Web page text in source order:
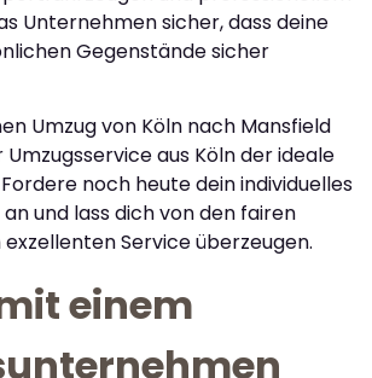
Unternehmen sicher, dass deine
Gegenstände sicher
Umzug von Köln nach Mansfield
aus Köln der ideale
noch heute dein individuelles
und lass dich von den fairen
Service überzeugen.
einem